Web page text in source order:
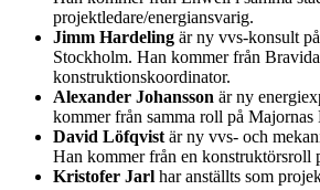
projektledare/energiansvarig.
Jimm Hardeling är ny vvs-konsult
Stockholm. Han kommer från
konstruktionskoordinator.
Alexander Johansson är ny
kommer från samma roll på
David Löfqvist är ny vvs- och
Han kommer från en konstruktörsroll
Kristofer Jarl har anställts som